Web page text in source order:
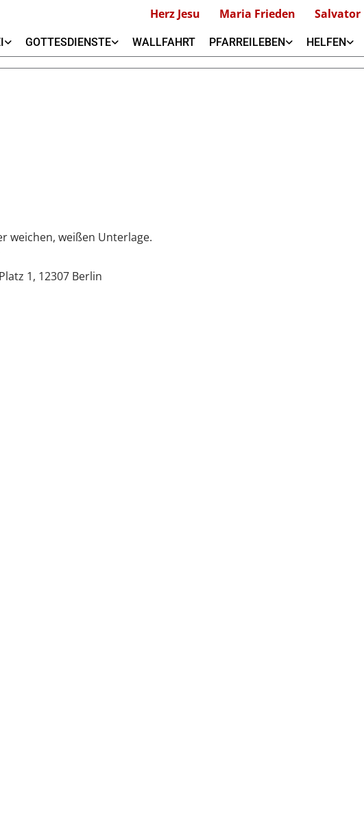
Herz Jesu Maria Frieden Salvator
GOTTESDIENSTE WALLFAHRT PFARREILEBEN HELFEN
1, 12307 Berlin